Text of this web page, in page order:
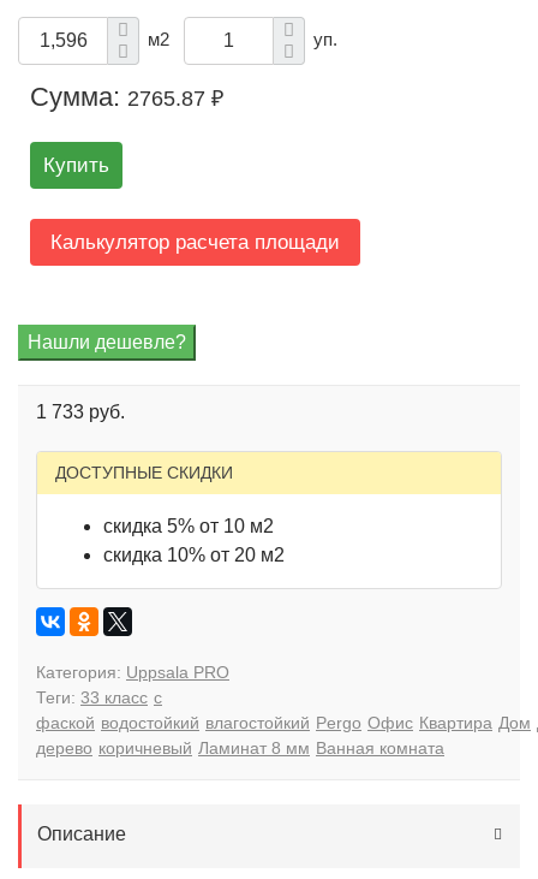
м2 уп.
Сумма: 2765.87 ₽
Купить
Калькулятор расчета площади
1 733 руб.
ДОСТУПНЫЕ СКИДКИ
скидка 5% от 10 м2
скидка 10% от 20 м2
Категория: Uppsala PRO
Теги: 33 класс с
фаской водостойкий влагостойкий Pergo Офис Квартира Дом
дерево коричневый Ламинат 8 мм Ванная комната
Описание